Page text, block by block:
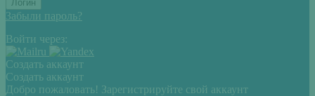
Забыли пароль?
Войти через:
Создать аккаунт
Создать аккаунт
Добро пожаловать! Зарегистрируйте свой аккаунт